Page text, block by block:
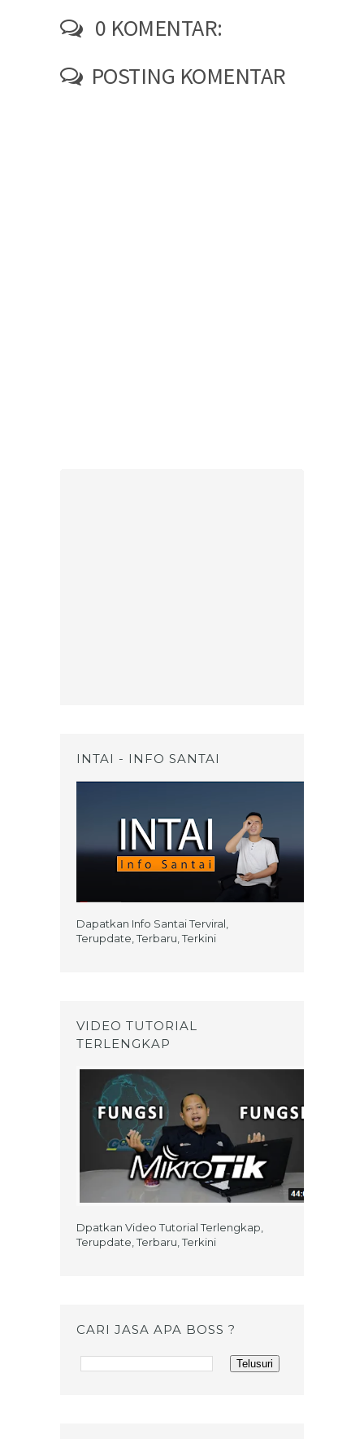
0 KOMENTAR:
POSTING KOMENTAR
INTAI - INFO SANTAI
Dapatkan Info Santai Terviral,
Terupdate, Terbaru, Terkini
VIDEO TUTORIAL
TERLENGKAP
Dpatkan Video Tutorial Terlengkap,
Terupdate, Terbaru, Terkini
CARI JASA APA BOSS ?